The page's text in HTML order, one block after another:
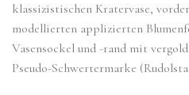
klassizistischen Kratervase,
modellierten applizierten
Vasensockel und -rand mit
Pseudo-Schwertermarke